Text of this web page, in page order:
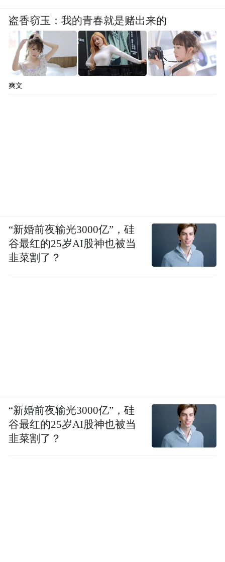
盗香窃玉：我的青春就是赌出来的
爽文
“新婚前夜输光3000亿”，硅
谷最红的25岁AI股神也被当
韭菜割了？
“新婚前夜输光3000亿”，硅
谷最红的25岁AI股神也被当
韭菜割了？